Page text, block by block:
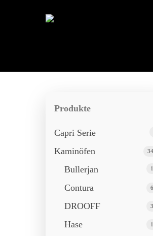
Drücken Sie
Produkte
Capri Serie
Kaminöfen
Bullerjan
Contura
DROOFF
Hase